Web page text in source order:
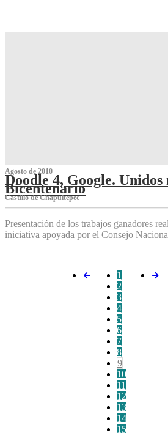
Agosto de 2010
Doodle 4, Google. Unidos
Bicentenario
Castillo de Chapultepec
Presentación de los trabajos ganadores
iniciativa apoyada por el Consejo
1
2
3
4
5
6
7
8
9
10
11
12
13
14
15